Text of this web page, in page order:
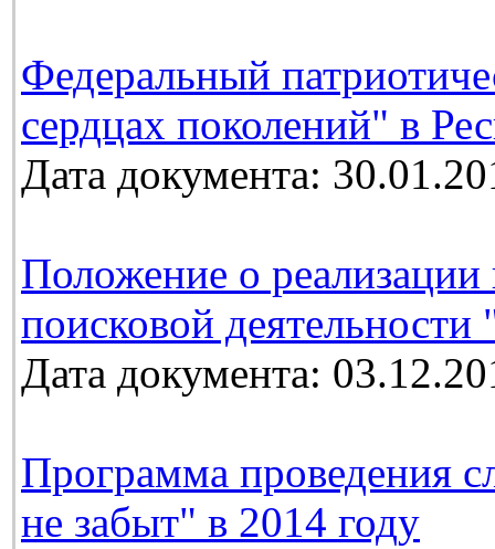
Федеральный
сердцах поколений" в
Дата документа:
Положение о реализации
поисковой
Дата документа:
Программа проведения
не забыт" в 2014 году